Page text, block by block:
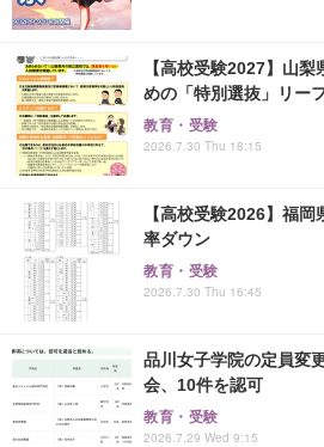
【高校受験2027】山
めの「特別選抜」リー
教育・受験
2026.7.30 Thu 18:15
【高校受験2026】福
率ダウン
教育・受験
2026.7.30 Thu 16:45
品川女子学院の定員変
会、10件を認可
教育・受験
2026.7.29 Wed 9:15